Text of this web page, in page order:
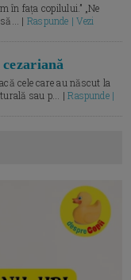
în fața copilului.” „Ne
| Raspunde | Vezi
cele care au născut la
sau p... |Raspunde |